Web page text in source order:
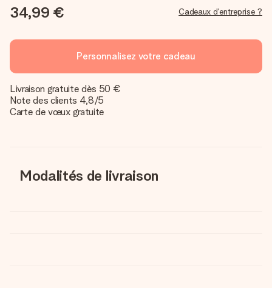
34,99 € Cadeaux d'entreprise ?
Personnalisez votre cadeau
Livraison gratuite dès 50 €
Note des clients 4,8/5
Carte de vœux gratuite
Modalités de livraison